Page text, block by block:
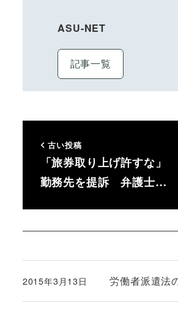
ASU-NET
記事一覧
古い投稿
「旅券取り上げ許すな
勤務先を提訴 弁護士…
労働者派遣法
投稿日
2015年3月13日